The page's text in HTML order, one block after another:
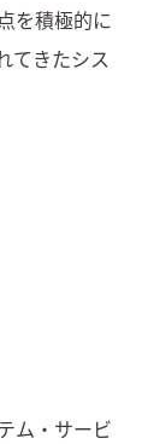
を積極的に
てきたシス
ム・サービ